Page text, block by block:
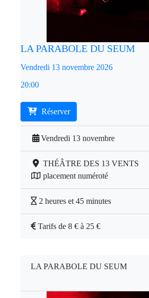
LA PARABOLE DU SEUM
Vendredi 13 novembre 2026
20:00
Réserver
Vendredi 13 novembre
THÉÂTRE DES 13 VENTS
placement numéroté
2 heures et 45 minutes
Tarifs de 8 € à 25 €
LA PARABOLE DU SEUM